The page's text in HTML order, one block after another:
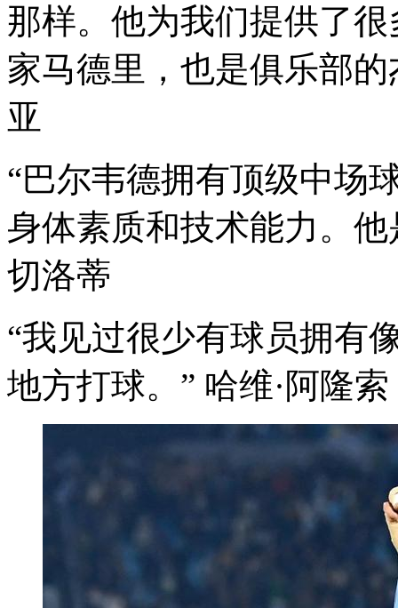
那样。他为我们提供了
家马德里，也是俱乐部
亚
“巴尔韦德拥有顶级中场球
身体素质和技术能力。
切洛蒂
“我见过很少有球员拥有
地方打球。” 哈维·阿隆索